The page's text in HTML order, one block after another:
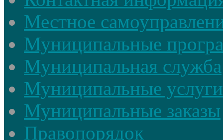
Местное
Муниципальные
Муниципальная служба
Муниципальные услуги
Муниципальные заказы
Правопорядок